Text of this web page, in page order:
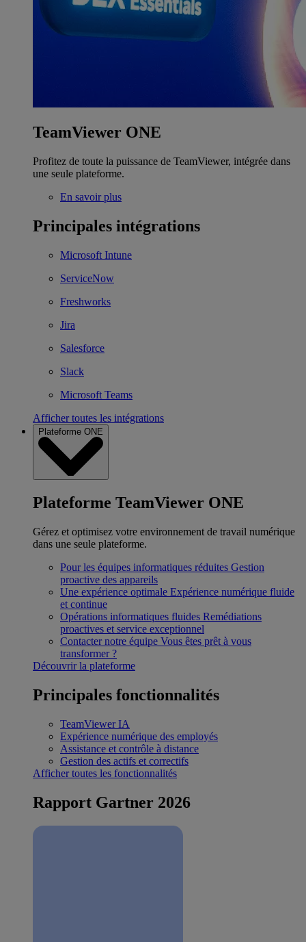
TeamViewer ONE
Profitez de toute la puissance de TeamViewer, intégrée dans
une seule plateforme.
En savoir plus
Principales intégrations
Microsoft Intune
ServiceNow
Freshworks
Jira
Salesforce
Slack
Microsoft Teams
Afficher toutes les intégrations
Plateforme ONE
Plateforme TeamViewer ONE
Gérez et optimisez votre environnement de travail numérique
dans une seule plateforme.
Pour les équipes informatiques réduites Gestion
proactive des appareils
Une expérience optimale Expérience numérique fluide
et continue
Opérations informatiques fluides Remédiations
proactives et service exceptionnel
Contacter notre équipe Vous êtes prêt à vous
transformer ?
Découvrir la plateforme
Principales fonctionnalités
TeamViewer IA
Expérience numérique des employés
Assistance et contrôle à distance
Gestion des actifs et correctifs
Afficher toutes les fonctionnalités
Rapport Gartner 2026